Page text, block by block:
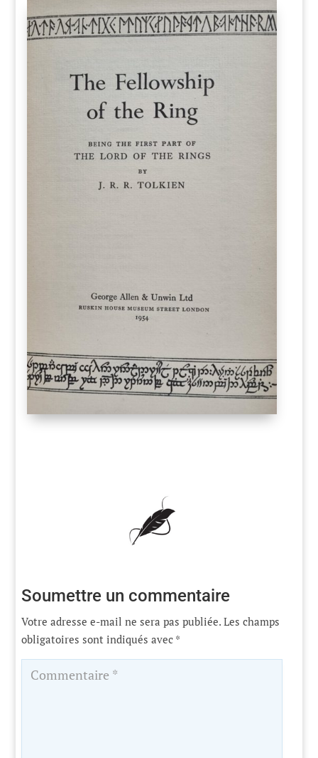
Soumettre un commentaire
Votre adresse e-mail ne sera pas publiée. Les champs
obligatoires sont indiqués avec *